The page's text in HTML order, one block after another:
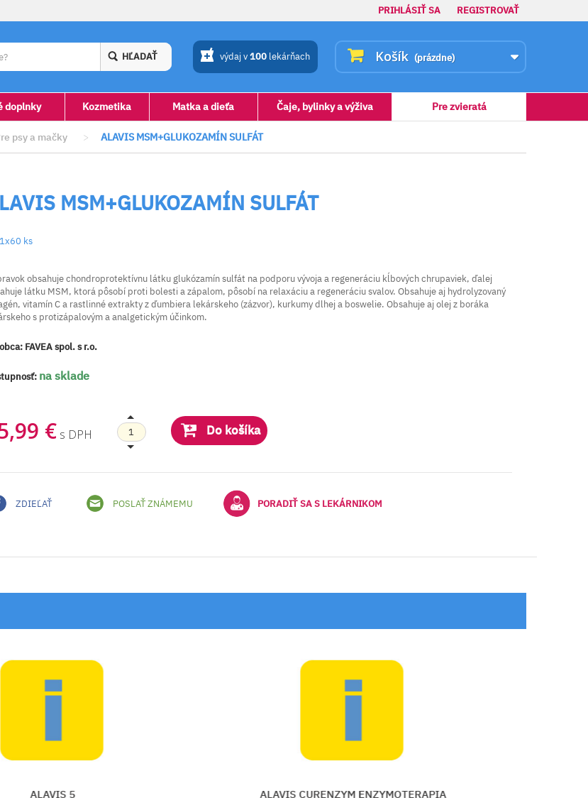
PRIHLÁSIŤ SA REGISTROVAŤ
Košík (prázdne)
HĽADAŤ výdaj v100 lekárňach
doplnky Kozmetika Matka a dieťa Čaje, bylinky a výživa Pre zvieratá
psy a mačky > ALAVIS MSM+GLUKOZAMÍN SULFÁT
MSM+GLUKOZAMÍN SULFÁT
ks
obsahuje chondroprotektívnu látku glukózamín sulfát na podporu vývoja a regeneráciu kĺbových chrupaviek, ďalej
látku MSM, ktorá pôsobí proti bolesti a zápalom, pôsobí na relaxáciu a regeneráciu svalov. Obsahuje aj hydrolyzovaný
vitamín C a rastlinné extrakty z ďumbiera lekárskeho (zázvor), kurkumy dlhej a boswelie. Obsahuje aj olej z boráka
s protizápalovým a analgetickým účinkom.
FAVEA spol. s r.o.
na sklade
€ s DPH Do košíka
ZDIEĽAŤ POSLAŤ ZNÁMEMU PORADIŤ SA S LEKÁRNIKOM
ALAVIS CURENZYM ENZYMOTERAPIA ALAVIS CURENZYM